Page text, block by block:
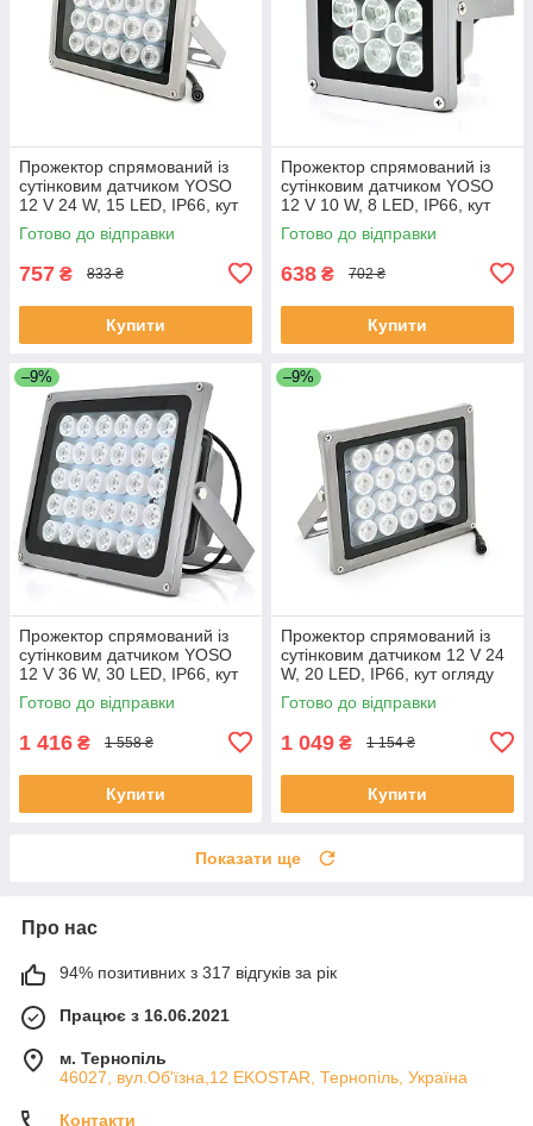
Прожектор спрямований із
сутінковим датчиком YOSO
12 V 24 W, 15 LED, IP66, кут
огляду 60°, дальність до 40
м, 177*138*65 мм, BOX
Готово до відправки
757 ₴ 833 ₴
Купити
Прожектор спрямований із
сутінковим датчиком YOSO
12 V 10 W, 8 LED, IP66, кут
огляду 60°, дальність до 30
м, 113*86*63 мм, BOX
Готово до відправки
638 ₴ 702 ₴
Купити
–9%
Прожектор спрямований із
сутінковим датчиком YOSO
12 V 36 W, 30 LED, IP66, кут
огляду 60°, дальність до 100
м, 220*180*85 мм, BOX
Готово до відправки
1 416 ₴ 1 558 ₴
Купити
–9%
Прожектор спрямований із
сутінковим датчиком 12 V 24
W, 20 LED, IP66, кут огляду
60°, 177*138*71 мм, BOX
ЕКОБОКС
Готово до відправки
1 049 ₴ 1 154 ₴
Купити
Показати ще
Про нас
94% позитивних з 317 відгуків за рік
Працює з 16.06.2021
м. Тернопіль
46027, вул.Об'їзна,12 EKOSTAR, Тернопіль, Україна
Контакти